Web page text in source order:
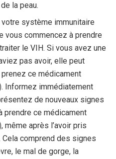
la peau.
système immunitaire
vous commencez à prendre
le VIH. Si vous avez une
pas avoir, elle peut
ce médicament
Informez immédiatement
de nouveaux signes
prendre ce médicament
même après l’avoir pris
comprend des signes
le mal de gorge, la